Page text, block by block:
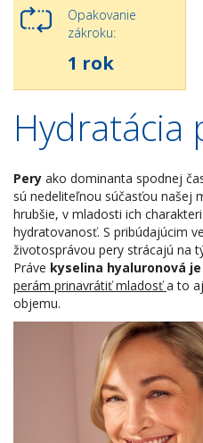
Opakovanie
zákroku:
1 rok
Hydratácia
Pery ako dominanta spodnej
sú nedeliteľnou súčasťou našej
hrubšie, v mladosti ich
hydratovanosť. S pribúdajúcim
životosprávou pery strácajú na
Práve kyselina hyaluronová
perám prinavrátiť mladosťa to
objemu.